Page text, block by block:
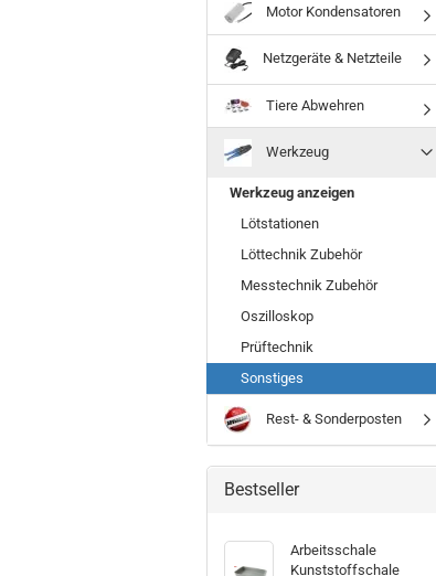
Motor Kondensatoren
Netzgeräte & Netzteile
Tiere Abwehren
Werkzeug
Werkzeug anzeigen
Lötstationen
Löttechnik Zubehör
Messtechnik Zubehör
Oszilloskop
Prüftechnik
Sonstiges
Rest- & Sonderposten
Bestseller
Arbeitsschale
Kunststoffschale